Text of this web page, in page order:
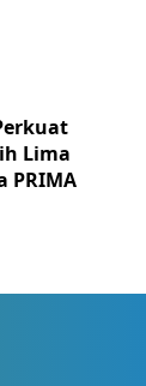
Lima
PRIMA